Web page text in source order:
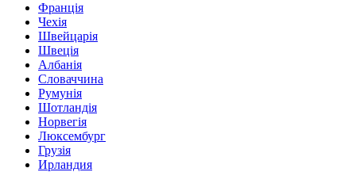
Франція
Чехія
Швейцарія
Швеція
Албанія
Словаччина
Румунія
Шотландія
Норвегія
Люксембург
Грузія
Ирландия